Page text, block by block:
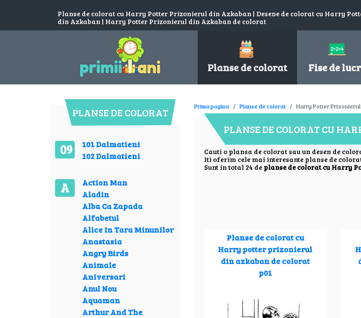
Planse de colorat cu Harry Potter Prizonierul din Azkaban | Desene de colorat cu Harry
din Azkaban | Harry Potter Prizonierul din Azkaban de colorat
Planse de colorat Fise de
PLANSE DE COLORAT
09
101 Dalmatieni
102 Dalmatieni
A
Action Man
Aladin
Alba Ca Zapada
Alfabetul
Alice In Tara Minunilor
Anastasia
Angry Birds
Animale
Aniversari
Anul Nou
Aquaman
Arthur And The
Prima pagina Planse de colorat Harry Potter
PLANSE DE COLORAT CU
Cauti o plansa de colorat sau un desen de
Iti oferim cele mai interesante planse de
Sunt in total 24 de planse de colorat cu Harry
Planse de colorat cu
Harry potter prizonierul
din azkaban de colorat
p01